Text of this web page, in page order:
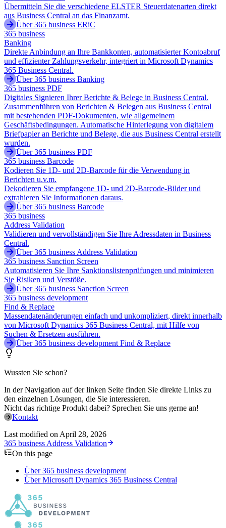
Übermitteln Sie die verschiedene ELSTER Steuerdatenarten direkt
aus Business Central an das Finanzamt.
Über 365 business ERiC
365 business
Banking
Direkte Anbindung an Ihre Bankkonten, automatisierter Kontoabruf
und effizienter Zahlungsverkehr, integriert in Microsoft Dynamics
365 Business Central.
Über 365 business Banking
365 business PDF
Digitales Signieren Ihrer Berichte & Belege in Business Central.
Zusammenführen von Berichten & Belegen aus Business Central
mit bestehenden PDF-Dokumenten, wie allgemeinem
Geschäftsbedingungen. Automatische Hinterlegung von digitalem
Briefpapier an Berichte und Belege, die aus Business Central erstellt
wurden.
Über 365 business PDF
365 business Barcode
Kodieren Sie 1D- und 2D-Barcode für die Verwendung in
Berichten u.v.m.
Dekodieren Sie empfangene 1D- und 2D-Barcode-Bilder und
extrahieren Sie Informationen daraus.
Über 365 business Barcode
365 business
Address Validation
Validieren und vervollständigen Sie Ihre Adressdaten in Business
Central.
Über 365 business Address Validation
365 business Sanction Screen
Automatisieren Sie Ihre Sanktionslistenprüfungen und minimieren
Sie Risiken und Verstöße.
Über 365 business Sanction Screen
365 business development
Find & Replace
Massendatenänderungen einfach und unkompliziert, direkt innerhalb
von Microsoft Dynamics 365 Business Central, mit Hilfe von
Suchen & Ersetzen ausführen.
Über 365 business development Find & Replace
Wussten Sie schon?
In der Navigation auf der linken Seite finden Sie direkte Links zu
den einzelnen Lösungen, die Sie interessieren.
Nicht das richtige Produkt dabei? Sprechen Sie uns gerne an!
Kontakt
Last modified on April 28, 2026
365 business Address Validation
On this page
Über 365 business development
Über Microsoft Dynamics 365 Business Central